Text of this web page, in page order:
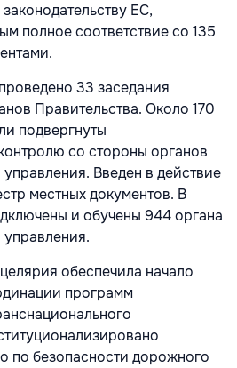
ЕС,
полное соответствие со 135
33 заседания
Правительства. Около 170
подвергнуты
со стороны органов
Введен в действие
местных документов. В
и обучены 944 органа
управления.
обеспечила начало
программ
по безопасности дорожного